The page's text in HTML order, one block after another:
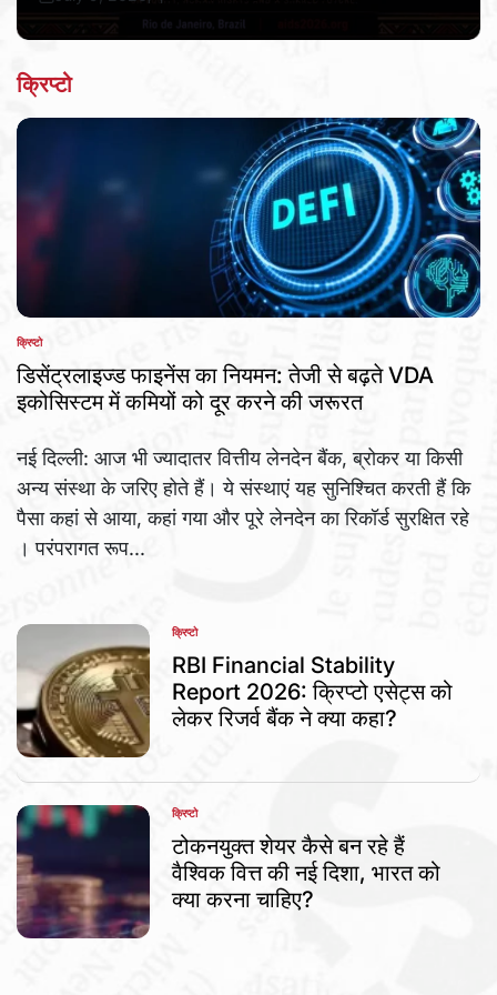
Post
By:
क्रिप्टो
POSTED
IN
क्रिप्टो
डिसेंट्रलाइज्ड फाइनेंस का नियमन: तेजी से बढ़ते VDA
इकोसिस्टम में कमियों को दूर करने की जरूरत
नई दिल्ली: आज भी ज्यादातर वित्तीय लेनदेन बैंक, ब्रोकर या किसी
अन्य संस्था के जरिए होते हैं। ये संस्थाएं यह सुनिश्चित करती हैं कि
पैसा कहां से आया, कहां गया और पूरे लेनदेन का रिकॉर्ड सुरक्षित रहे
। परंपरागत रूप...
POSTED
IN
क्रिप्टो
RBI Financial Stability
Report 2026: क्रिप्टो एसेट्स को
लेकर रिजर्व बैंक ने क्या कहा?
POSTED
IN
क्रिप्टो
टोकनयुक्त शेयर कैसे बन रहे हैं
वैश्विक वित्त की नई दिशा, भारत को
क्या करना चाहिए?